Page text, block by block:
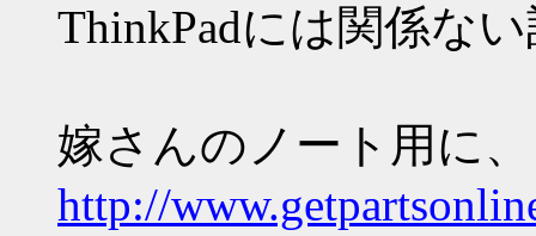
ThinkPadには関係な
嫁さんのノート用に、
http://